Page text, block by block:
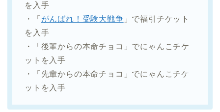
を入手
・「 がんばれ！受験大戦争 」で福引チケット
を入手
・「後輩からの本命チョコ」でにゃんこチケ
ットを入手
・「先輩からの本命チョコ」でにゃんこチケ
ットを入手